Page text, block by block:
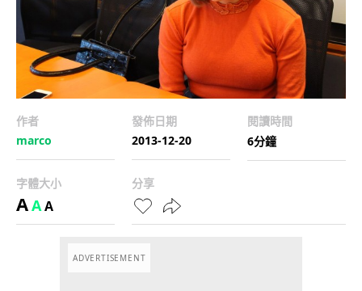
作者
marco
發佈日期
2013-12-20
閱讀時間
6分鐘
字體大小
AAA
分享
ADVERTISEMENT